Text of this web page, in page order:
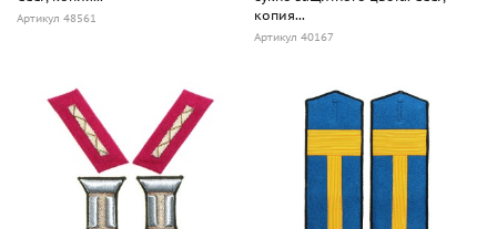
Артикул 48561
копия...
Артикул 40167